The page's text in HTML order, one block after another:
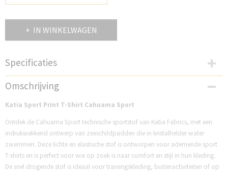
IN WINKELWAGEN
Specificaties
Productcode
K2290-1
Productcode leverancier
Omschrijving
Katia Sport Print T-Shirt Cahuama Sport
Ontdek de Cahuama Sport technische sportstof van Katia Fabrics, met een
indrukwekkend ontwerp van zeeschildpadden die in kristalhelder water
zwemmen. Deze lichte en elastische stof is ontworpen voor ademende sport
T-shirts en is perfect voor wie op zoek is naar comfort en stijl in hun kleding.
De snel drogende stof is ideaal voor trainingskleding, buitenactiviteiten of op